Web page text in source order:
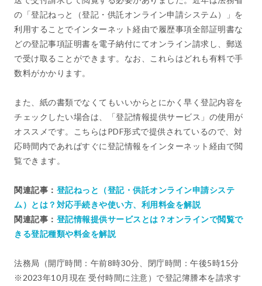
の「登記ねっと（登記・供託オンライン申請システム）」を
利用することでインターネット経由で履歴事項全部証明書な
どの登記事項証明書を電子納付にてオンライン請求し、郵送
で受け取ることができます。なお、これらはどれも有料で手
数料がかかります。
また、紙の書類でなくてもいいからとにかく早く登記内容を
チェックしたい場合は、「登記情報提供サービス」の使用が
オススメです。こちらはPDF形式で提供されているので、対
応時間内であればすぐに登記情報をインターネット経由で閲
覧できます。
関連記事： 登記ねっと（登記・供託オンライン申請システ
ム）とは？対応手続きや使い方、利用料金を解説
関連記事： 登記情報提供サービスとは？オンラインで閲覧で
きる登記種類や料金を解説
法務局（開庁時間：午前8時30分、閉庁時間：午後5時15分
※2023年10月現在 受付時間に注意）で登記簿謄本を請求す